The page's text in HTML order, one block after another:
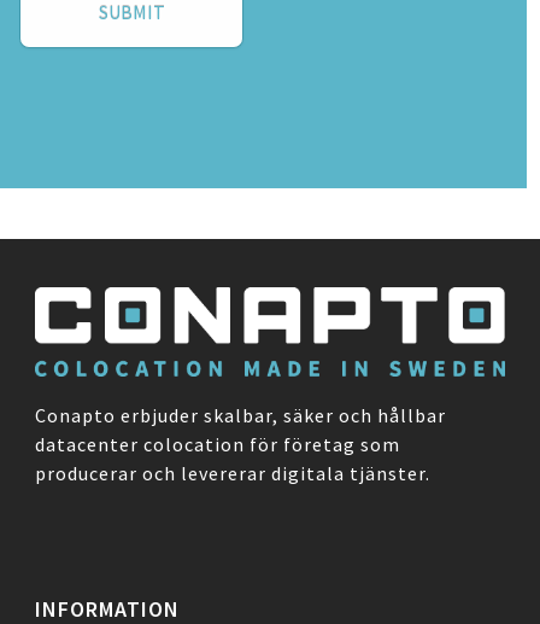
Conapto erbjuder skalbar, säker och hållbar
datacenter colocation för företag som
producerar och levererar digitala tjänster.
INFORMATION